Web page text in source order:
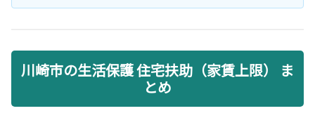
川崎市の生活保護 住宅扶助（家賃上限） ま
とめ